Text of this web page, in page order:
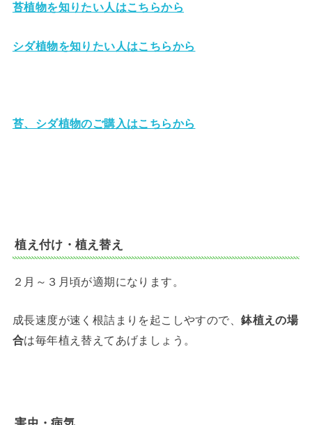
苔植物を知りたい人はこちらから
シダ植物を知りたい人はこちらから
苔、シダ植物のご購入はこちらから
植え付け・植え替え
２月～３月頃が適期になります。
成長速度が速く根詰まりを起こしやすので、鉢植えの場
合は毎年植え替えてあげましょう。